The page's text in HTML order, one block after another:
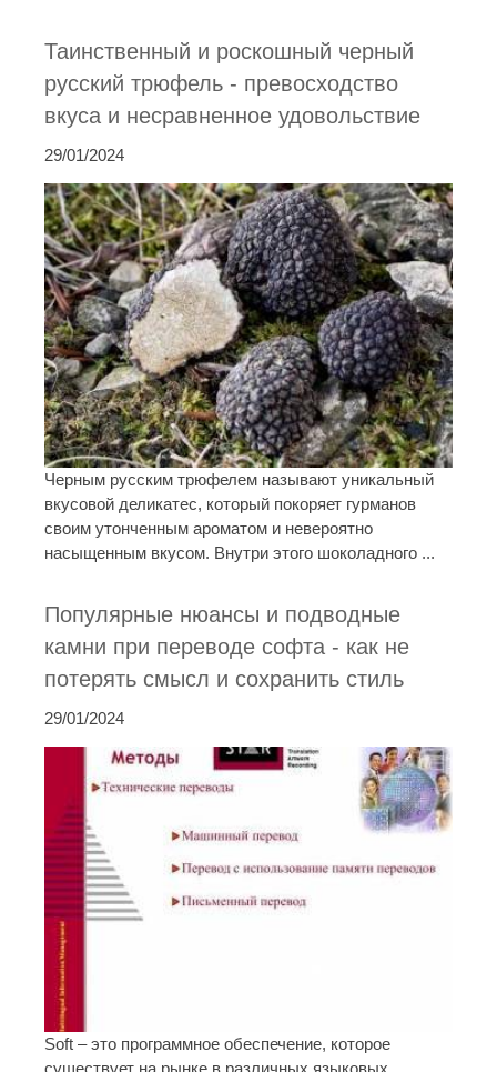
Таинственный и роскошный черный
русский трюфель - превосходство
вкуса и несравненное удовольствие
29/01/2024
Черным русским трюфелем называют уникальный
вкусовой деликатес, который покоряет гурманов
своим утонченным ароматом и невероятно
насыщенным вкусом. Внутри этого шоколадного ...
Популярные нюансы и подводные
камни при переводе софта - как не
потерять смысл и сохранить стиль
29/01/2024
Soft – это программное обеспечение, которое
существует на рынке в различных языковых